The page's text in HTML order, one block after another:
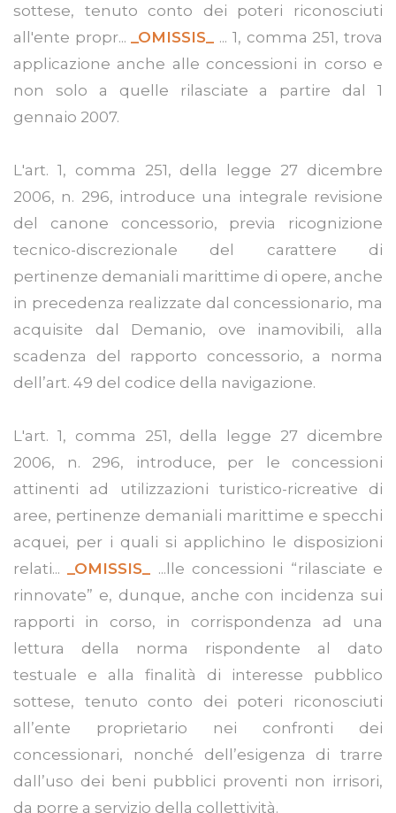
sottese, tenuto conto dei poteri riconosciuti
all'ente propr...
_OMISSIS_
... 1, comma 251, trova
applicazione anche alle concessioni in corso e
non solo a quelle rilasciate a partire dal 1
gennaio 2007.
L'art. 1, comma 251, della legge 27 dicembre
2006, n. 296, introduce una integrale revisione
del canone concessorio, previa ricognizione
tecnico-discrezionale del carattere di
pertinenze demaniali marittime di opere, anche
in precedenza realizzate dal concessionario, ma
acquisite dal Demanio, ove inamovibili, alla
scadenza del rapporto concessorio, a norma
dell’art. 49 del codice della navigazione.
L'art. 1, comma 251, della legge 27 dicembre
2006, n. 296, introduce, per le concessioni
attinenti ad utilizzazioni turistico-ricreative di
aree, pertinenze demaniali marittime e specchi
acquei, per i quali si applichino le disposizioni
relati...
_OMISSIS_
...lle concessioni “rilasciate e
rinnovate” e, dunque, anche con incidenza sui
rapporti in corso, in corrispondenza ad una
lettura della norma rispondente al dato
testuale e alla finalità di interesse pubblico
sottese, tenuto conto dei poteri riconosciuti
all’ente proprietario nei confronti dei
concessionari, nonché dell’esigenza di trarre
dall’uso dei beni pubblici proventi non irrisori,
da porre a servizio della collettività.